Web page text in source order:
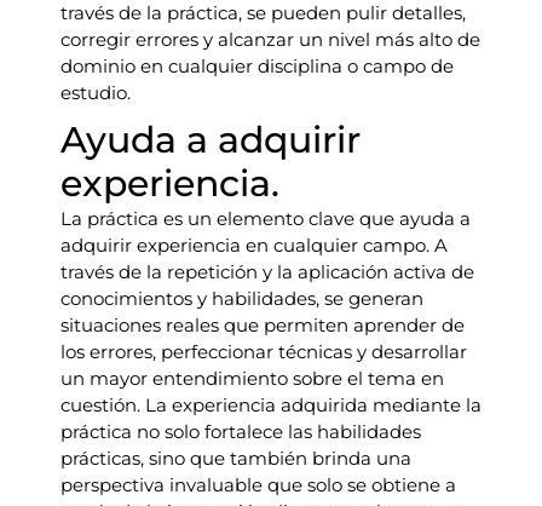
través de la práctica, se pueden pulir detalles,
corregir errores y alcanzar un nivel más alto de
dominio en cualquier disciplina o campo de
estudio.
Ayuda a adquirir
experiencia.
La práctica es un elemento clave que ayuda a
adquirir experiencia en cualquier campo. A
través de la repetición y la aplicación activa de
conocimientos y habilidades, se generan
situaciones reales que permiten aprender de
los errores, perfeccionar técnicas y desarrollar
un mayor entendimiento sobre el tema en
cuestión. La experiencia adquirida mediante la
práctica no solo fortalece las habilidades
prácticas, sino que también brinda una
perspectiva invaluable que solo se obtiene a